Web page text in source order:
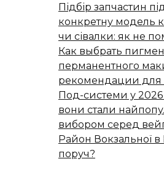
Підбір запчастин
конкретну модель
чи сівалки: як не
Как выбрать
перманентного
рекомендации для
Под-системи у 2026
вони стали
вибором серед
Район Вокзальної в
поруч?